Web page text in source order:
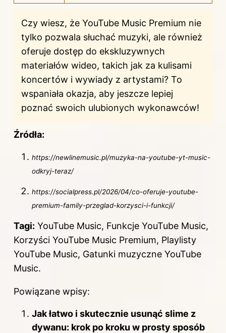
Czy wiesz, że YouTube Music Premium nie
tylko pozwala słuchać muzyki, ale również
oferuje dostęp do ekskluzywnych
materiałów wideo, takich jak za kulisami
koncertów i wywiady z artystami? To
wspaniała okazja, aby jeszcze lepiej
poznać swoich ulubionych wykonawców!
Źródła:
https://newlinemusic.pl/muzyka-na-youtube-yt-music-
odkryj-teraz/
https://socialpress.pl/2026/04/co-oferuje-youtube-
premium-family-przeglad-korzysci-i-funkcji/
Tagi: YouTube Music, Funkcje YouTube Music,
Korzyści YouTube Music Premium, Playlisty
YouTube Music, Gatunki muzyczne YouTube
Music.
Powiązane wpisy:
Jak łatwo i skutecznie usunąć slime z
dywanu: krok po kroku w prosty sposób